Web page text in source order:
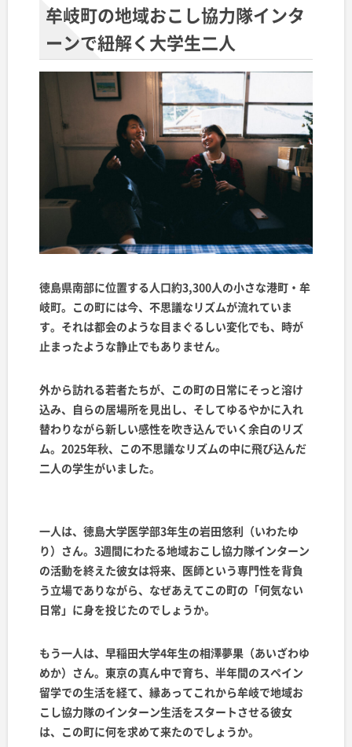
牟岐町の地域おこし協力隊インタ
ーンで紐解く大学生二人
徳島県南部に位置する人口約3,300人の小さな港町・ 牟
岐町。この町には今、不思議なリズムが流れていま
す。それは都会のような目まぐるしい変化でも、時が
止まったような静止でもありません。
外から訪れる若者たちが、この町の日常にそっと溶け
込み、自らの居場所を見出し、そしてゆるやかに入れ
替わりながら新しい感性を吹き込んでいく余白のリズ
ム。 2025年秋、この不思議なリズムの中に飛び込んだ
二人の学生がいました。
一人は、徳島大学医学部3年生の岩田悠利（いわたゆ
り）さん。3週間にわたる地域おこし協力隊インターン
の活動を終えた彼女は将来、医師という専門性を背負
う立場でありながら、なぜあえてこの町の「何気ない
日常」に身を投じたのでしょうか。
もう一人は、早稲田大学4年生の相澤夢果（あいざわゆ
めか）さん。東京の真ん中で育ち、半年間のスペイン
留学での生活を経て、縁あってこれから牟岐で地域お
こし協力隊のインターン生活をスタートさせる彼女
は、この町に何を求めて来たのでしょうか。